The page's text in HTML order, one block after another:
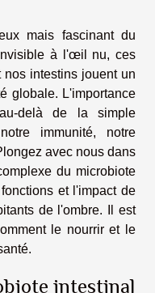
mais fascinant du
à l'œil nu, ces
intestins jouent un
globale. L'importance
delà de la simple
immunité, notre
avec nous dans
du microbiote
et l'impact de
de l'ombre. Il est
le nourrir et le
intestinal